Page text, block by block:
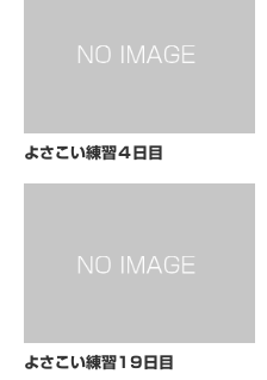
よさこい練習４日目
よさこい練習19日目